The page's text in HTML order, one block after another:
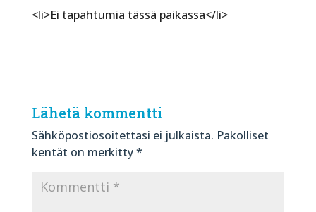
<li>Ei tapahtumia tässä paikassa</li>
Lähetä kommentti
Sähköpostiosoitettasi ei julkaista. Pakolliset
kentät on merkitty*